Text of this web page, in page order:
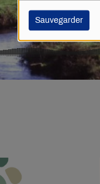
Sauvegarder